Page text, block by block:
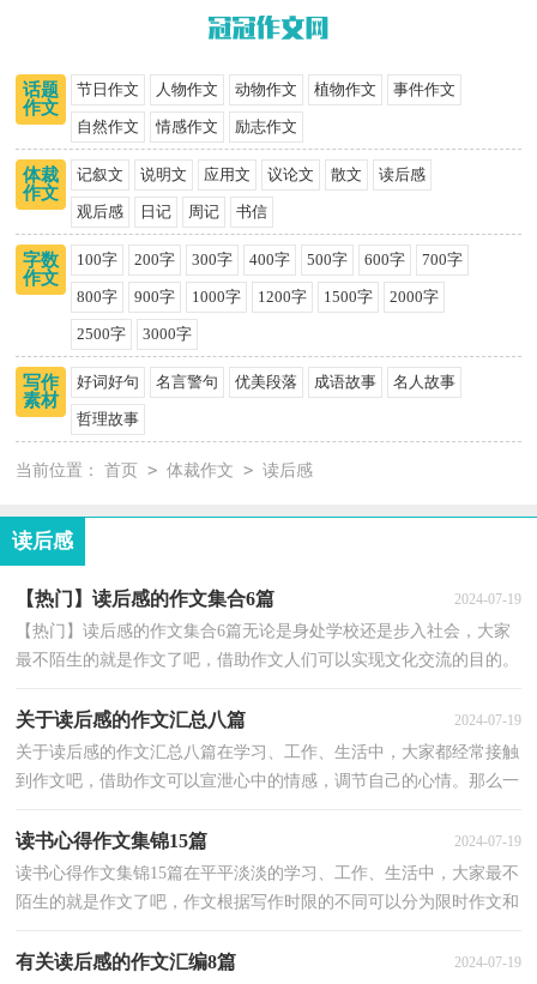
话题
作文
节日作文 人物作文 动物作文 植物作文 事件作文
自然作文 情感作文 励志作文
体裁
作文
记叙文 说明文 应用文 议论文 散文 读后感
观后感 日记 周记 书信
字数
作文
100字 200字 300字 400字 500字 600字 700字
800字 900字 1000字 1200字 1500字 2000字
2500字 3000字
写作
素材
好词好句 名言警句 优美段落 成语故事 名人故事
哲理故事
当前位置： 首页 > 体裁作文 > 读后感
读后感
【热门】读后感的作文集合6篇 2024-07-19
【热门】读后感的作文集合6篇无论是身处学校还是步入社会，大家
最不陌生的就是作文了吧，借助作文人们可以实现文化交流的目的。
关于读后感的作文汇总八篇 2024-07-19
关于读后感的作文汇总八篇在学习、工作、生活中，大家都经常接触
到作文吧，借助作文可以宣泄心中的情感，调节自己的心情。那么一
读书心得作文集锦15篇 2024-07-19
读书心得作文集锦15篇在平平淡淡的学习、工作、生活中，大家最不
陌生的就是作文了吧，作文根据写作时限的不同可以分为限时作文和
有关读后感的作文汇编8篇 2024-07-19